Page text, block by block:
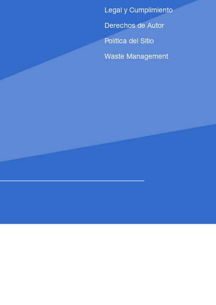
Legal y Cumplimiento
Derechos de Autor
Política del Sitio
Waste Management